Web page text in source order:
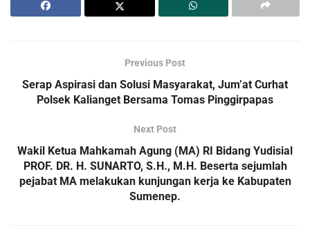
Previous Post
Serap Aspirasi dan Solusi Masyarakat, Jum’at Curhat
Polsek Kalianget Bersama Tomas Pinggirpapas
Next Post
Wakil Ketua Mahkamah Agung (MA) RI Bidang Yudisial
PROF. DR. H. SUNARTO, S.H., M.H. Beserta sejumlah
pejabat MA melakukan kunjungan kerja ke Kabupaten
Sumenep.